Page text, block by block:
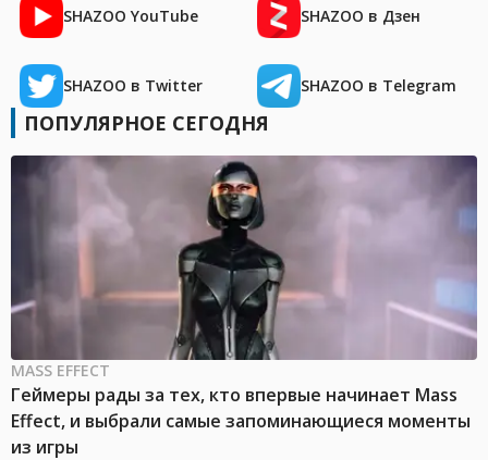
SHAZOO YouTube SHAZOO в Дзен
SHAZOO в Twitter SHAZOO в Telegram
ПОПУЛЯРНОЕ СЕГОДНЯ
MASS EFFECT
Геймеры рады за тех, кто впервые начинает Mass
Effect, и выбрали самые запоминающиеся моменты
из игры